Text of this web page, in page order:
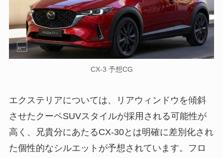
CX-3 予想CG
エクステリアについては、リアウィンドウを傾斜
させたクーペSUVスタイルが採用される可能性が
高く、兄貴分にあたるCX-30とは明確に差別化され
た個性的なシルエットが予想されています。フロ